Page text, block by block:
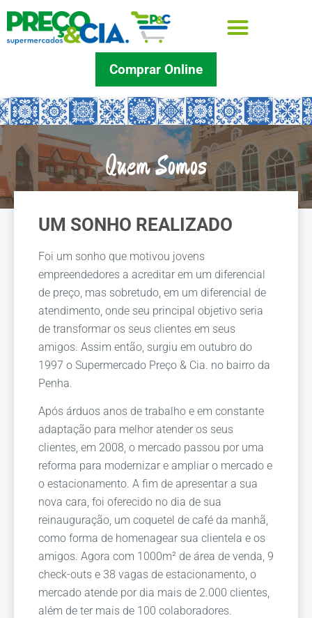
Comprar Online
Quem Somos
UM SONHO REALIZADO
Foi um sonho que motivou jovens
empreendedores a acreditar em um diferencial
de preço, mas sobretudo, em um diferencial de
atendimento, onde seu principal objetivo seria
de transformar os seus clientes em seus
amigos. Assim então, surgiu em outubro do
1997 o Supermercado Preço & Cia. no bairro da
Penha.
Após árduos anos de trabalho e em constante
adaptação para melhor atender os seus
clientes, em 2008, o mercado passou por uma
reforma para modernizar e ampliar o mercado e
o estacionamento. A fim de apresentar a sua
nova cara, foi oferecido no dia de sua
reinauguração, um coquetel de café da manhã,
como forma de homenagear sua clientela e os
amigos. Agora com 1000m² de área de venda, 9
check-outs e 38 vagas de estacionamento, o
mercado atende por dia mais de 2.000 clientes,
além de ter mais de 100 colaboradores.